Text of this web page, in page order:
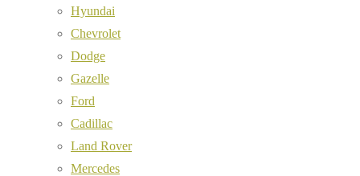
Hyundai
Chevrolet
Dodge
Gazelle
Ford
Cadillac
Land Rover
Mercedes